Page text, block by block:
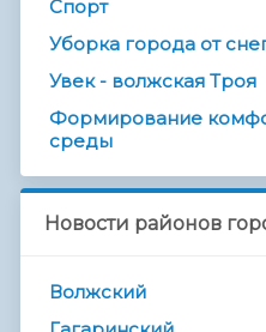
Спорт
Уборка города от
Увек - волжская Троя
Формирование
среды
Новости районов
Волжский